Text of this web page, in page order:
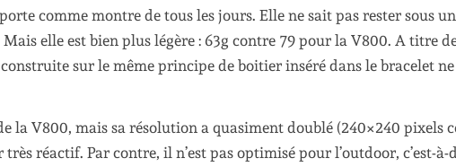
comme montre de tous les jours. Elle ne sait pas rester sous
Mais elle est bien plus légère : 63g contre 79 pour la V800. A titre
sur le même principe de boitier inséré dans le bracelet ne
la V800, mais sa résolution a quasiment doublé (240×240 pixels
réactif. Par contre, il n’est pas optimisé pour l’outdoor, c’est-à-